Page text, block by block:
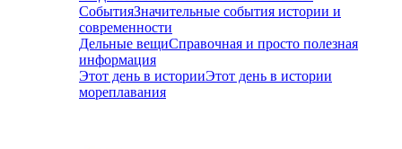
СобытияЗначительные события истории и
современности
Дельные вещиСправочная и просто полезная
информация
Этот день в историиЭтот день в истории
мореплавания